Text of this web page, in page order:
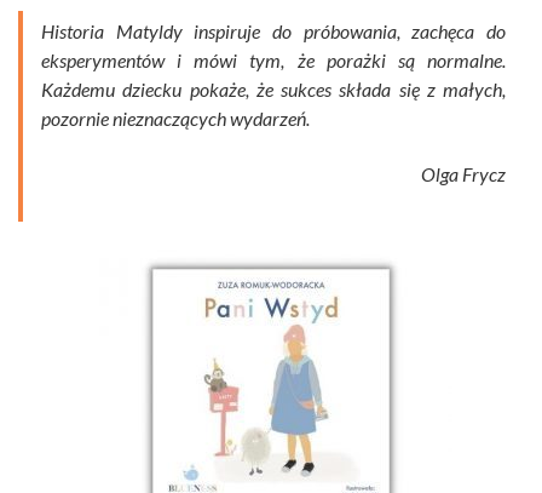
Historia Matyldy inspiruje do próbowania, zachęca do
eksperymentów i mówi tym, że porażki są normalne.
Każdemu dziecku pokaże, że sukces składa się z małych,
pozornie nieznaczących wydarzeń.
Olga Frycz